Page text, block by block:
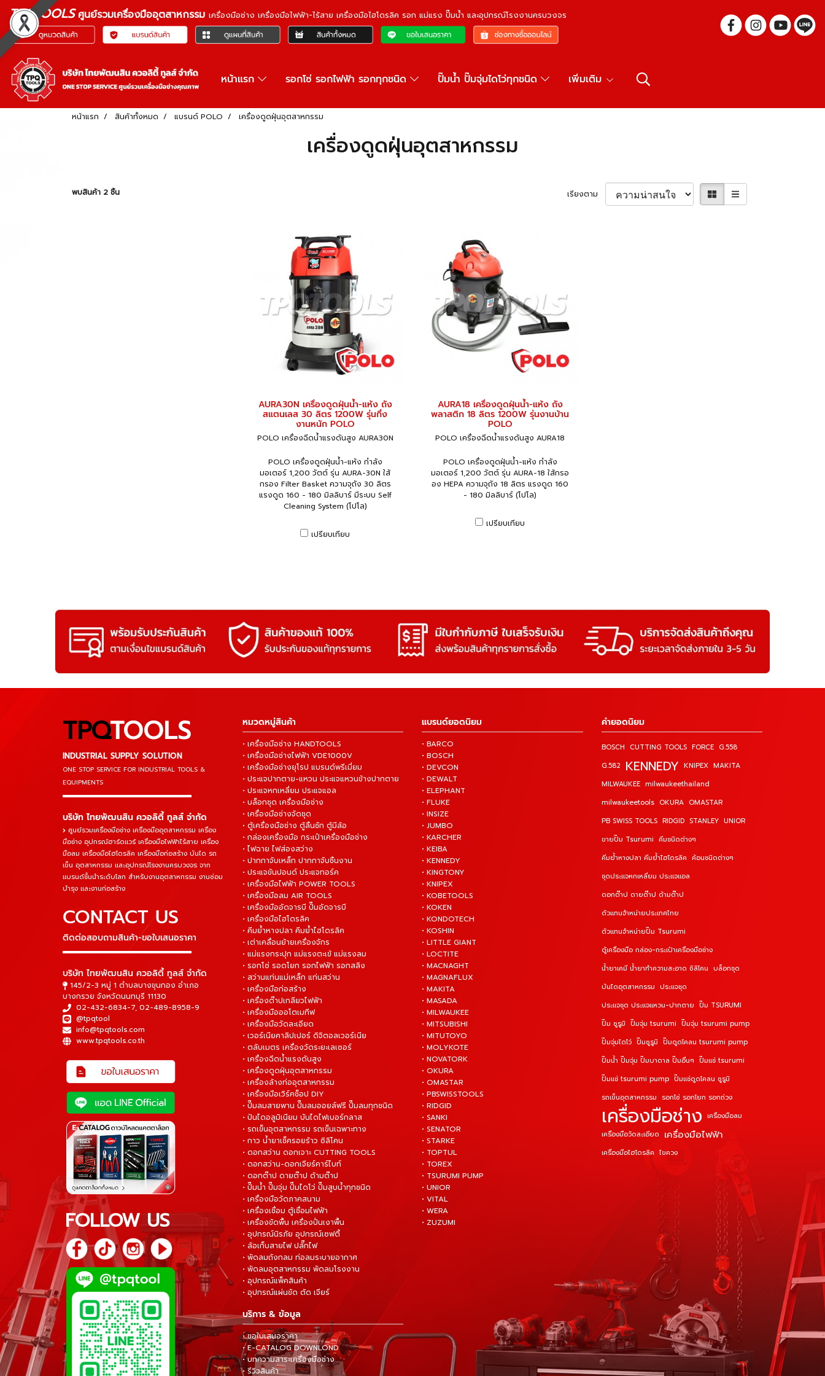
TPQTOOLSศูนย์รวมเครื่องมืออุตสาหกรรม เครื่องมือช่าง เครื่องมือไฟฟ้า-ไร้สาย เครื่องมือไฮโดรลิค รอก แม่แรง ปั๊มน้ำ และอุปกรณ์โรงงานครบวงจร
หน้าแรก รอกโซ่ รอกไฟฟ้า รอกทุกชนิด ปั๊มน้ำ ปั๊มจุ่มไดโว่ทุกชนิด เพิ่มเติม
หน้าแรก สินค้าทั้งหมด แบรนด์ POLO เครื่องดูดฝุ่นอุตสาหกรรม
เครื่องดูดฝุ่นอุตสาหกรรม
พบสินค้า 2 ชิ้น เรียงตาม
AURA30N เครื่องดูดฝุ่นน้ำ-แห้ง ถัง
สแตนเลส 30 ลิตร 1200W รุ่นกึ่ง
งานหนัก POLO
POLO เครื่องฉีดน้ำแรงดันสูง AURA30N
POLO เครื่องดูดฝุ่นน้ำ-แห้ง กำลัง
มอเตอร์ 1,200 วัตต์ รุ่น AURA-30N ใส้
กรอง Filter Basket ความจุถัง 30 ลิตร
แรงดูด 160 - 180 มิลลิบาร์ มีระบบ Self
Cleaning System (โปโล)
เปรียบเทียบ
AURA18 เครื่องดูดฝุ่นน้ำ-แห้ง ถัง
พลาสติก 18 ลิตร 1200W รุ่นงานบ้าน
POLO
POLO เครื่องฉีดน้ำแรงดันสูง AURA18
POLO เครื่องดูดฝุ่นน้ำ-แห้ง กำลัง
มอเตอร์ 1,200 วัตต์ รุ่น AURA-18 ใส้กรอ
อง HEPA ความจุถัง 18 ลิตร แรงดูด 160
- 180 มิลลิบาร์ (โปโล)
เปรียบเทียบ
TPQTOOLS
INDUSTRIAL SUPPLY SOLUTION
ONE STOP SERVICE FOR INDUSTRIAL TOOLS &
EQUIPMENTS
▬▬▬▬▬▬▬▬▬▬▬▬▬▬▬
บริษัท ไทยพัฒนสิน ควอลิตี้ ทูลส์ จำกัด
ศูนย์รวมเครื่องมือช่าง เครื่องมืออุตสาหกรรม เครื่อง
มือช่าง อุปกรณ์ฮาร์ดแวร์ เครื่องมือไฟฟ้าไร้สาย เครื่อง
มือลม เครื่องมือไฮโดรลิค เครื่องมือก่อสร้าง บันได รถ
เข็น อุตสาหกรรม และอุปกรณ์โรงงานครบวงจร จาก
แบรนด์ชั้นนำระดับโลก สำหรับงานอุตสาหกรรม งานซ่อม
บำรุง และงานก่อสร้าง
CONTACT US
ติดต่อสอบถามสินค้า-ขอใบเสนอราคา
▬▬▬▬▬▬▬▬▬▬▬▬▬▬▬
บริษัท ไทยพัฒนสิน ควอลิตี้ ทูลส์ จำกัด
145/2-3 หมู่ 1 ตำบลบางขุนกอง อำเภอ
บางกรวย จังหวัดนนทบุรี 11130
02-432-6834-7, 02-489-8958-9
@tpqtool
info@tpqtools.com
www.tpqtools.co.th
FOLLOW US
หมวดหมู่สินค้า
• เครื่องมือช่าง HANDTOOLS
• เครื่องมือช่างไฟฟ้า VDE1000V
• เครื่องมือช่างยุโรป แบรนด์พรีเมี่ยม
• ประแจปากตาย-แหวน ประแจแหวนข้างปากตาย
• ประแจหกเหลี่ยม ประแจแอล
• บล็อกชุด เครื่องมือช่าง
• เครื่องมือช่างจัดชุด
• ตู้เครื่องมือช่าง ตู้ลิ้นชัก ตู้มีล้อ
• กล่องเครื่องมือ กระเป๋าเครื่องมือช่าง
• ไฟฉาย ไฟส่องสว่าง
• ปากกาจับเหล็ก ปากกาจับชิ้นงาน
• ประแจขันปอนด์ ประแจทอร์ค
• เครื่องมือไฟฟ้า POWER TOOLS
• เครื่องมือลม AIR TOOLS
• เครื่องมืออัดจารบี ปั๊มอัดจารบี
• เครื่องมือไฮโดรลิค
• คีมย้ำหางปลา คีมย้ำไฮโดรลิค
• เต่าเคลื่อนย้ายเครื่องจักร
• แม่แรงกระปุก แม่แรงตะเข้ แม่แรงลม
• รอกโซ่ รอดโยก รอกไฟฟ้า รอกสลิง
• สว่านแท่นแม่เหล็ก แท่นสว่าน
• เครื่องมือก่อสร้าง
• เครื่องต๊าปเกลียวไฟฟ้า
• เครื่องมือออโตเมทีฟ
• เครื่องมือวัดละเอียด
• เวอร์เนียคาลิปเปอร์ ดิจิตอลเวอร์เนีย
• ตลับเมตร เครื่องวัดระยะเลเซอร์
• เครื่องฉีดน้ำแรงดันสูง
• เครื่องดูดฝุ่นอุตสาหกรรม
• เครื่องล้างท่ออุตสาหกรรม
• เครื่องมือเวิร์คช็อป DIY
• ปั๊มลมสายพาน ปั๊มลมออยล์ฟรี ปั๊มลมทุกชนิด
• ปันไดอลูมิเนียม บันไดไฟเบอร์กลาส
• รถเข็นอุตสาหกรรม รถเข็นเฉพาะทาง
• กาว น้ำยาเช็ครอยร้าว ซิลิโคน
• ดอกสว่าน ดอกเจาะ CUTTING TOOLS
• ดอกสว่าน-ดอกเจียร์คาร์ไบท์
• ดอกต๊าป ดายต๊าป ด้ามต๊าป
• ปั๊มน้ำ ปั๊มจุ่ม ปั๊มไดโว่ ปั๊มสูบน้ำทุกชนิด
• เครื่องมือวัดภาคสนาม
• เครื่องเชื่อม ตู้เชื่อมไฟฟ้า
• เครื่องขัดพื้น เครื่องปั่นเงาพื้น
• อุปกรณ์นิรภัย อุปกรณ์เซฟตี้
• ล้อเก็บสายไฟ ปลั๊กไฟ
• พัดลมถังกลม ท่อลมระบายอากาศ
• พัดลมอุตสาหกรรม พัดลมโรงงาน
• อุปกรณ์แพ็คสินค้า
• อุปกรณ์แผ่นขัด ตัด เจียร์
แบรนด์ยอดนิยม
• BARCO
• BOSCH
• DEVCON
• DEWALT
• ELEPHANT
• FLUKE
• INSIZE
• JUMBO
• KARCHER
• KEIBA
• KENNEDY
• KINGTONY
• KNIPEX
• KOBETOOLS
• KOKEN
• KONDOTECH
• KOSHIN
• LITTLE GIANT
• LOCTITE
• MACNAGHT
• MAGNAFLUX
• MAKITA
• MASADA
• MILWAUKEE
• MITSUBISHI
• MITUTOYO
• MOLYKOTE
• NOVATORK
• OKURA
• OMASTAR
• PBSWISSTOOLS
• RIDGID
• SANKI
• SENATOR
• STARKE
• TOPTUL
• TOREX
• TSURUMI PUMP
• UNIOR
• VITAL
• WERA
• ZUZUMI
บริการ & ข้อมูล
• ขอใบเสนอราคา
• E-CATALOG DOWNLOND
• บทความสาระเครื่องมือช่าง
• รีวิวสินค้า
คำยอดนิยม
BOSCH CUTTING TOOLS FORCE G.558
G.582 KENNEDY KNIPEX MAKITA
MILWAUKEE milwaukeethailand
milwaukeetools OKURA OMASTAR
PB SWISS TOOLS RIDGID STANLEY UNIOR
ขายปั๊ม Tsurumi คีมชนิดต่างๆ
คีมย้ำหางปลา คีมย้ำไฮโดรลิค ค้อนชนิดต่างๆ
ชุดประแจหกเหลี่ยม ประแจแอล
ดอกต๊าป ดายต๊าป ด้ามต๊าป
ตัวแทนจำหน่ายประเทศไทย
ตัวแทนจำหน่ายปั๊ม Tsurumi
ตู้เครื่องมือ กล่อง-กระเป๋าเครื่องมือช่าง
น้ำยาเคมี น้ำยาทำความสะอาด ซิลิโคน บล็อกชุด
บันไดอุตสาหกรรม ประแจชุด
ประแจชุด ประแจแหวน-ปากตาย ปั๊ม TSURUMI
ปั๊ม ซูรูมิ ปั๊มจุ่ม tsurumi ปั๊มจุ่ม tsurumi pump
ปั๊มจุ่มไดโว่ ปั๊มซูรูมิ ปั๊มดูดโคลน tsurumi pump
ปั๊มน้ำ ปั๊มจุ่ม ปั๊มบาดาล ปั๊มอื่นๆ ปั๊มแช่ tsurumi
ปั๊มแช่ tsurumi pump ปั๊มแช่ดูดโคลน ซูรูมิ
รถเข็นอุตสาหกรรม รอกโซ่ รอกโยก รอกถ่วง
เครื่องมือช่าง เครื่องมือลม
เครื่องมือวัดละเอียด เครื่องมือไฟฟ้า
เครื่องมือไฮโดรลิค ไขควง